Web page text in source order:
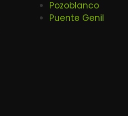
Pozoblanco
Puente Genil